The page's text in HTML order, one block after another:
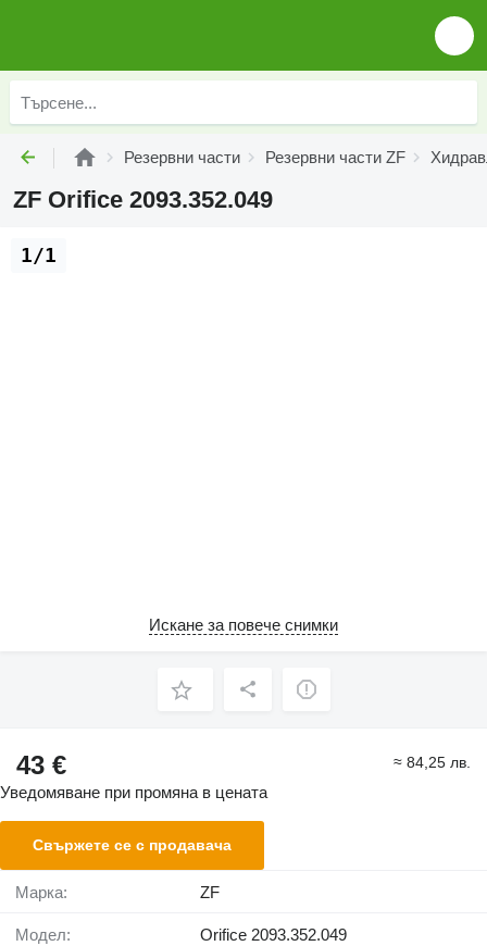
Резервни части Резервни части ZF
ZF Orifice 2093.352.049
1/1
Искане за повече снимки
43 € ≈ 84,25 лв.
Уведомяване при промяна в цената
Свържете се с продавача
Марка: ZF
Модел: Orifice 2093.352.049